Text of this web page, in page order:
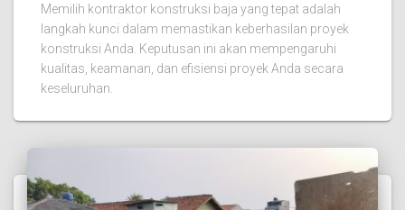
Memilih kontraktor konstruksi baja yang tepat adalah
langkah kunci dalam memastikan keberhasilan proyek
konstruksi Anda. Keputusan ini akan mempengaruhi
kualitas, keamanan, dan efisiensi proyek Anda secara
keseluruhan.